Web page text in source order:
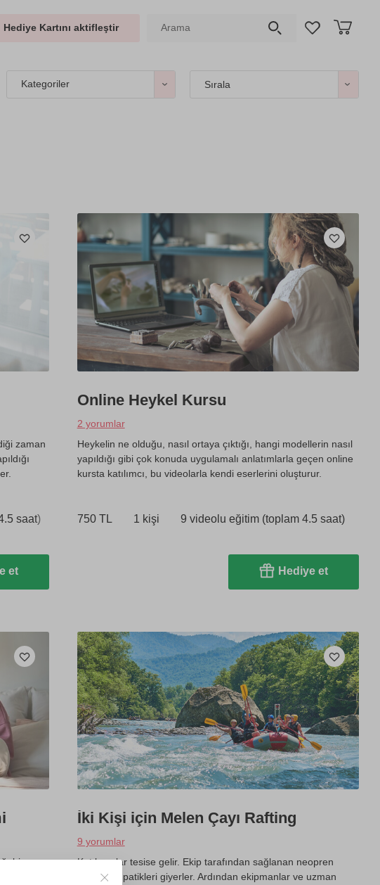
Hediye Kartını aktifleştir
Kategoriler Sırala
zaman
saat)
et
Online Heykel Kursu
2 yorumlar
Heykelin ne olduğu, nasıl ortaya çıktığı, hangi modellerin nasıl
yapıldığı gibi çok konuda uygulamalı anlatımlarla geçen online
kursta katılımcı, bu videolarla kendi eserlerini oluşturur.
750 TL 1 kişi 9 videolu eğitim (toplam 4.5 saat)
Hediye et
bir
İki Kişi için Melen Çayı Rafting
9 yorumlar
Katılımcılar tesise gelir. Ekip tarafından sağlanan neopren
kıyafet ve patikleri giyerler. Ardından ekipmanlar ve uzman